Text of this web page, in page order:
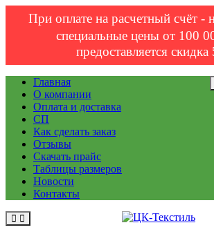
При оплате на расчетный счёт -
специальные цены от 100
предоставляется скидка
Главная
О компании
Оплата и доставка
СП
Как сделать заказ
Отзывы
Скачать прайс
Таблицы размеров
Новости
Контакты